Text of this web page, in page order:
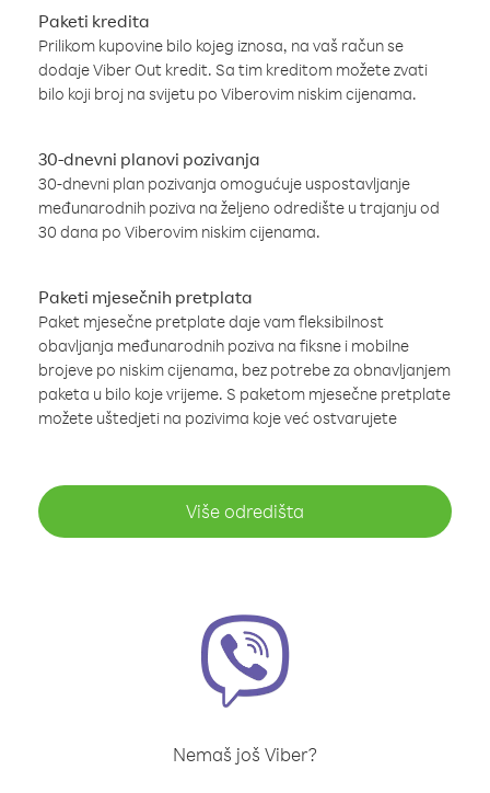
Paketi kredita
Prilikom kupovine bilo kojeg iznosa, na vaš račun se
dodaje Viber Out kredit. Sa tim kreditom možete zvati
bilo koji broj na svijetu po Viberovim niskim cijenama.
30-dnevni planovi pozivanja
30-dnevni plan pozivanja omogućuje uspostavljanje
međunarodnih poziva na željeno odredište u trajanju od
30 dana po Viberovim niskim cijenama.
Paketi mjesečnih pretplata
Paket mjesečne pretplate daje vam fleksibilnost
obavljanja međunarodnih poziva na fiksne i mobilne
brojeve po niskim cijenama, bez potrebe za obnavljanjem
paketa u bilo koje vrijeme. S paketom mjesečne pretplate
možete uštedjeti na pozivima koje već ostvarujete
Više odredišta
Nemaš još Viber?